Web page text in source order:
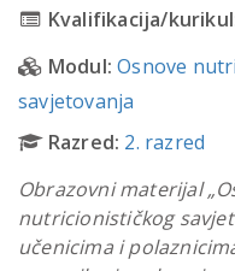
Kvalifikacija/
Modul: Osnove
savjetovanja
Razred: 2. razred
Obrazovni materijal
nutricionističkog
učenicima i